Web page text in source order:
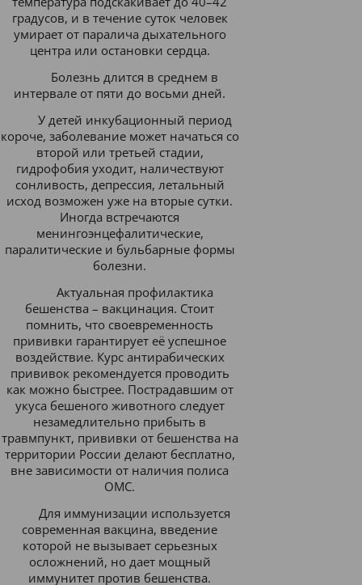
градусов, и в течение суток человек
умирает от паралича дыхательного
центра или остановки сердца.
Болезнь длится в среднем в
интервале от пяти до восьми дней.
У детей инкубационный период
короче, заболевание может начаться со
второй или третьей стадии,
гидрофобия уходит, наличествуют
сонливость, депрессия, летальный
исход возможен уже на вторые сутки.
Иногда встречаются
менингоэнцефалитические,
паралитические и бульбарные формы
болезни.
Актуальная профилактика
бешенства – вакцинация. Стоит
помнить, что своевременность
прививки гарантирует её успешное
воздействие. Курс антирабических
прививок рекомендуется проводить
как можно быстрее. Пострадавшим от
укуса бешеного животного следует
незамедлительно прибыть в
травмпункт, прививки от бешенства на
территории России делают бесплатно,
вне зависимости от наличия полиса
ОМС.
Для иммунизации используется
современная вакцина, введение
которой не вызывает серьезных
осложнений, но дает мощный
иммунитет против бешенства.